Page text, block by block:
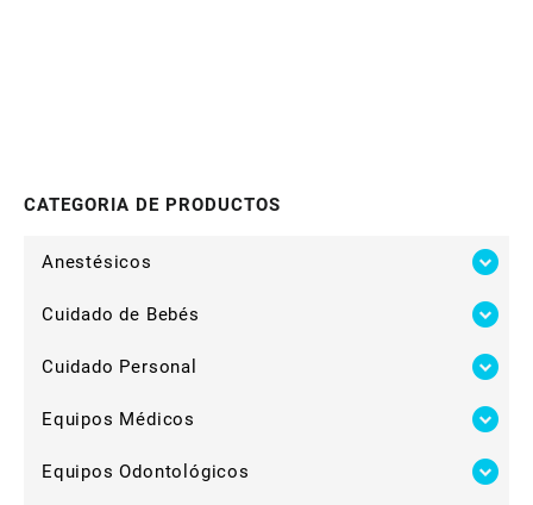
CATEGORIA DE PRODUCTOS
Anestésicos
Cuidado de Bebés
Cuidado Personal
Equipos Médicos
Equipos Odontológicos